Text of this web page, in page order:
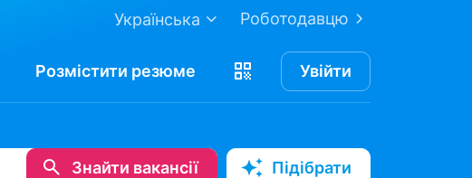
Роботодавцю
Українська
Розмістити резюме Увійти
Знайти вакансії Підібрати